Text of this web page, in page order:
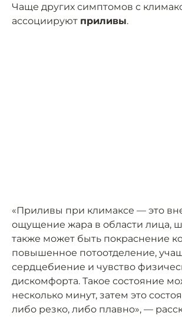
Чаще других симптомов с
ассоциируют приливы.
«Приливы при климаксе — это
ощущение жара в области лица,
также может быть покраснение
повышенное потоотделение,
сердцебиение и чувство
дискомфорта. Такое состояние
несколько минут, затем это
либо резко, либо плавно», —